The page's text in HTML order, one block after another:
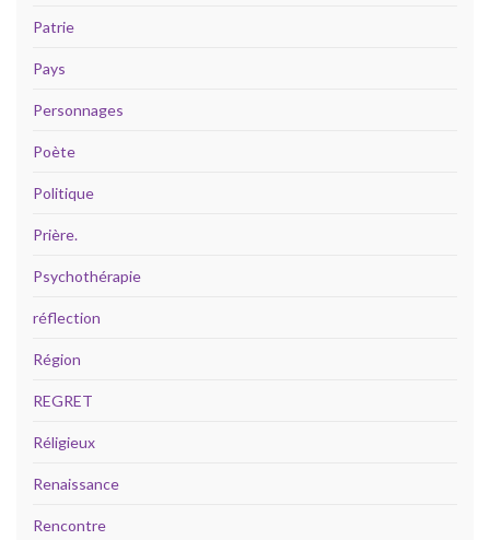
Patrie
Pays
Personnages
Poète
Politique
Prière.
Psychothérapie
réflection
Région
REGRET
Réligieux
Renaissance
Rencontre